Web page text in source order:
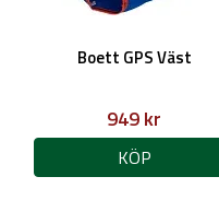
Boett GPS Väst
949 kr
KÖP